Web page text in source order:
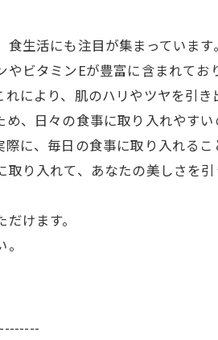
生活にも注目が集まっていま
ビタミンEが豊富に含まれて
により、肌のハリやツヤを引
、日々の食事に取り入れやす
に、毎日の食事に取り入れる
り入れて、あなたの美しさを引
けます。